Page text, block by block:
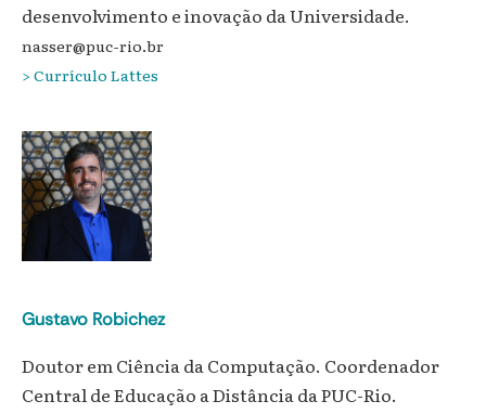
desenvolvimento e inovação da Universidade.
nasser@puc-rio.br
> Currículo Lattes
Gustavo Robichez
Doutor em Ciência da Computação. Coordenador
Central de Educação a Distância da PUC-Rio.